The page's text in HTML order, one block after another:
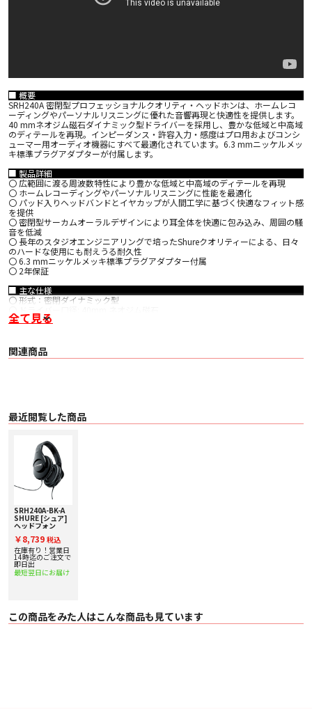
■ 概要
SRH240A 密閉型プロフェッショナルクオリティ・ヘッドホンは、ホームレコ
ーディングやパーソナルリスニングに優れた音響再現と快適性を提供します。
40 mmネオジム磁石ダイナミック型ドライバーを採用し、豊かな低域と中高域
のディテールを再現。インピーダンス・許容入力・感度はプロ用およびコンシ
ューマー用オーディオ機器にすべて最適化されています。6.3 mmニッケルメッ
キ標準プラグアダプターが付属します。
■ 製品詳細
〇 広範囲に渡る周波数特性により豊かな低域と中高域のディテールを再現
〇 ホームレコーディングやパーソナルリスニングに性能を最適化
〇 パッド入りヘッドバンドとイヤカップが人間工学に基づく快適なフィット感
を提供
〇 密閉型サーカムオーラルデザインにより耳全体を快適に包み込み、周囲の騒
音を低減
〇 長年のスタジオエンジニアリングで培ったShureクオリティーによる、日々
のハードな使用にも耐えうる耐久性
〇 6.3 mmニッケルメッキ標準プラグアダプター付属
〇 2年保証
■ 主な仕様
〇 形式：密閉ダイナミック型
〇 周波数帯域: 20Hz – 20kHz
〇 最大許容入力: 500mW (1kHz)
〇 入力コネクター: 3.5mmステレオミニプラグ
全て見る
関連商品
最近閲覧した商品
SRH240A-BK-A
SHURE [シュア]
ヘッドフォン
￥8,739 税込
在庫有り！営業日
14時迄のご注文で
即日出
最短翌日にお届け
この商品をみた人はこんな商品も見ています